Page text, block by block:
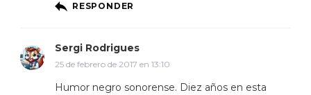
RESPONDER
Sergi Rodrigues
25 de febrero de 2017 en 13:10
Humor negro sonorense. Diez años en esta